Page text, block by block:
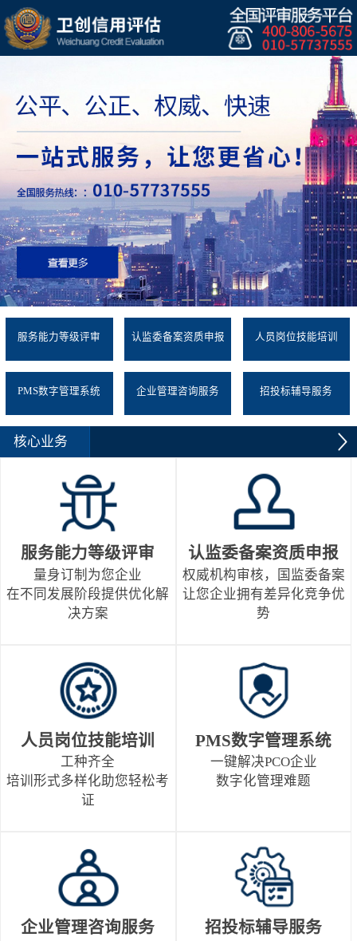
服务能力等级评审 认监委备案资质申报 人员岗位技能培训
PMS数字管理系统 企业管理咨询服务 招投标辅导服务
核心业务
服务能力等级评审
量身订制为您企业
在不同发展阶段提供优化解
决方案
认监委备案资质申报
权威机构审核，国监委备案
让您企业拥有差异化竞争优
势
人员岗位技能培训
工种齐全
培训形式多样化助您轻松考
证
PMS数字管理系统
一键解决PCO企业
数字化管理难题
企业管理咨询服务 招投标辅导服务